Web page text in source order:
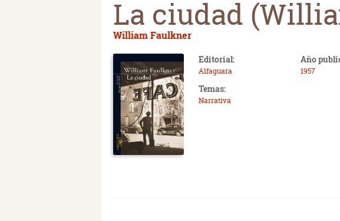
La ciudad
William Faulkner
Editorial:
Alfaguara
Año
1957
Temas:
Narrativa